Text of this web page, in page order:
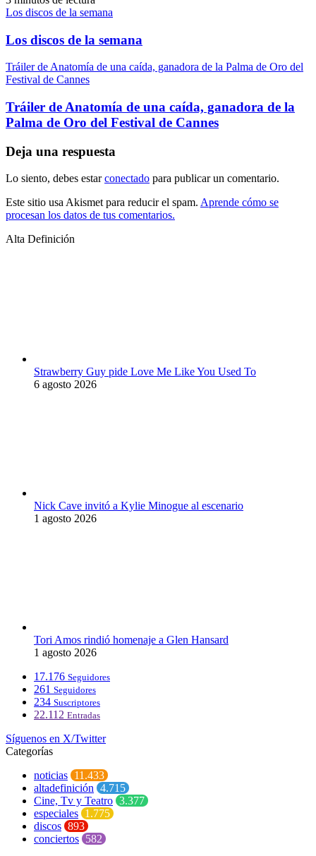
Los discos de la semana
Los discos de la semana
Tráiler de Anatomía de una caída, ganadora de la Palma de Oro del
Festival de Cannes
Tráiler de Anatomía de una caída, ganadora de la
Palma de Oro del Festival de Cannes
Deja una respuesta
Lo siento, debes estarconectado para publicar un comentario.
Este sitio usa Akismet para reducir el spam. Aprende cómo se
procesan los datos de tus comentarios.
Alta Definición
Strawberry Guy pide Love Me Like You Used To
6 agosto 2026
Nick Cave invitó a Kylie Minogue al escenario
1 agosto 2026
Tori Amos rindió homenaje a Glen Hansard
1 agosto 2026
17.176 Seguidores
261 Seguidores
234 Suscriptores
22.112 Entradas
Síguenos en X/Twitter
Categorías
noticias 11.433
altadefinición 4.715
Cine, Tv y Teatro 3.377
especiales 1.775
discos 893
conciertos 582